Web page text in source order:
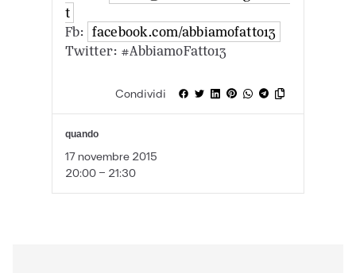
t
Fb: facebook.com/abbiamofatto13
Twitter: #AbbiamoFatto13
Condividi
quando
17 novembre 2015
20:00 - 21:30